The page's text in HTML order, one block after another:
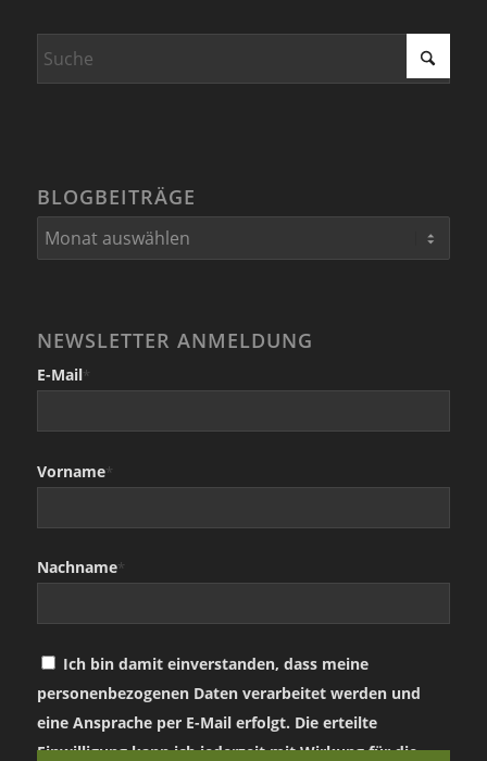
BLOGBEITRÄGE
NEWSLETTER ANMELDUNG
E-Mail*
Vorname*
Nachname*
Ich bin damit einverstanden, dass meine
personenbezogenen Daten verarbeitet werden und
eine Ansprache per E-Mail erfolgt. Die erteilte
Einwilligung kann ich jederzeit mit Wirkung für die